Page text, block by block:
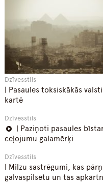
Dzīvesstils
| Pasaules toksiskākās
kartē
Dzīvesstils
| Paziņoti pasaules
ceļojumu galamērķi
Dzīvesstils
| Milzu sastrēgumi, kas
galvaspilsētu un tās